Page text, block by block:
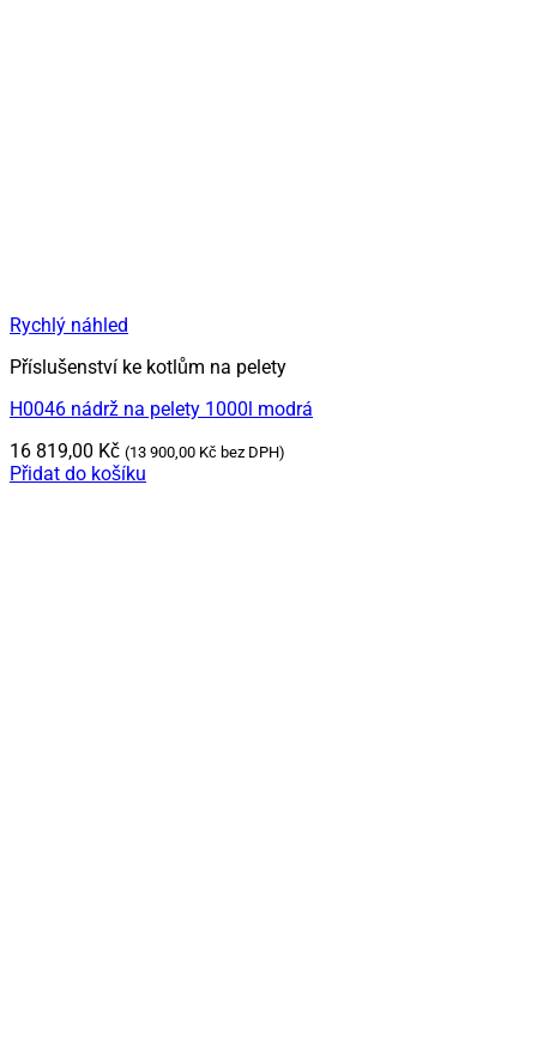
Rychlý náhled
Příslušenství ke kotlům na pelety
H0046 nádrž na pelety 1000l modrá
16 819,00 Kč (13 900,00 Kč bez DPH)
Přidat do košíku